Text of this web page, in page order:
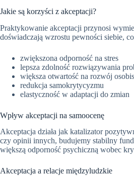
Jakie są korzyści z akceptacji?
Praktykowanie akceptacji przynosi
doświadczają wzrostu pewności siebie,
zwiększona odporność na stres
lepsza zdolność rozwiązywania
większa otwartość na rozwój
redukcja samokrytycyzmu
elastyczność w adaptacji do zmian
Wpływ akceptacji na samoocenę
Akceptacja działa jak katalizator
czy opinii innych, budujemy stabilny
większą odporność psychiczną wobec
Akceptacja a relacje międzyludzkie